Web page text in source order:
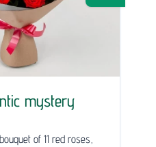
mystery
of 11 red roses,